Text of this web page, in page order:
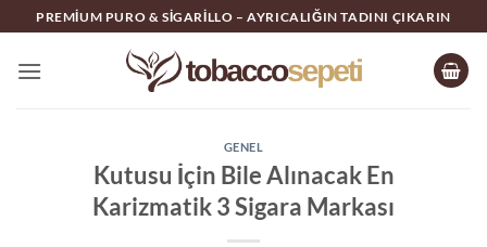
İçeriğe
atla
PREMIUM PURO & SIGARILLO – AYRICALIĞIN TADINI ÇIKARIN
GENEL
Kutusu İçin Bile Alınacak En
Karizmatik 3 Sigara Markası